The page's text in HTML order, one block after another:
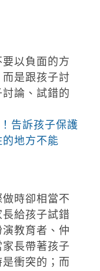
以負面的方
是跟孩子討
論、試錯的
告訴孩子保護
地方不能
時卻相當不
給孩子試錯
教育者、仲
長帶著孩子
衝突的；而